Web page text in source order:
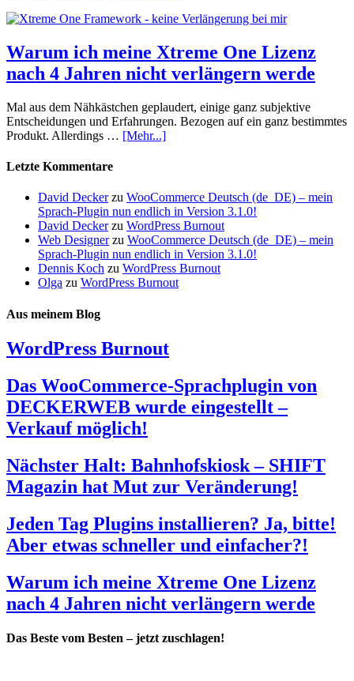
Warum ich meine Xtreme One Lizenz
nach 4 Jahren nicht verlängern werde
Mal aus dem Nähkästchen geplaudert, einige ganz subjektive
Entscheidungen und Erfahrungen. Bezogen auf ein ganz bestimmtes
Produkt. Allerdings … [Mehr...]
Letzte Kommentare
David Deckerzu WooCommerce Deutsch (de_DE) – mein
Sprach-Plugin nun endlich in Version 3.1.0!
David Deckerzu WordPress Burnout
Web Designerzu WooCommerce Deutsch (de_DE) – mein
Sprach-Plugin nun endlich in Version 3.1.0!
Dennis Koch zu WordPress Burnout
Olga zu WordPress Burnout
Aus meinem Blog
WordPress Burnout
Das WooCommerce-Sprachplugin von
DECKERWEB wurde eingestellt –
Verkauf möglich!
Nächster Halt: Bahnhofskiosk – SHIFT
Magazin hat Mut zur Veränderung!
Jeden Tag Plugins installieren? Ja, bitte!
Aber etwas schneller und einfacher?!
Warum ich meine Xtreme One Lizenz
nach 4 Jahren nicht verlängern werde
Das Beste vom Besten – jetzt zuschlagen!